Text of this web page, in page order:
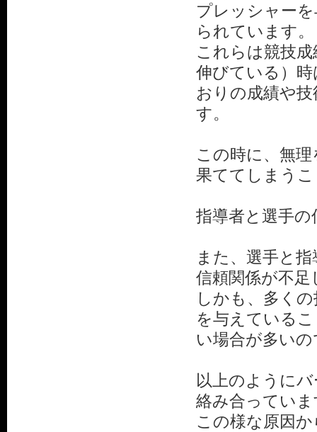
プレッシャー
られています。
これらは競技
伸びている）
おりの成績や
す。
この時に、無
果ててしまう
指導者と選手
また、選手と
信頼関係が不
しかも、多く
を与えている
い場合が多い
以上のように
絡み合ってい
この様な原因